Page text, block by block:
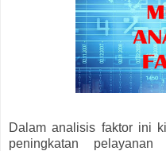
Dalam analisis faktor ini
peningkatan